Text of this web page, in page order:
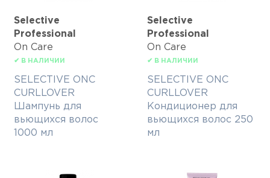
Selective
Professional
On Care
✔ В НАЛИЧИИ
SELECTIVE ONC
CURLLOVER
Шампунь для
вьющихся волос
1000 мл
Selective
Professional
On Care
✔ В НАЛИЧИИ
SELECTIVE ONC
CURLLOVER
Кондиционер для
вьющихся волос 250
мл